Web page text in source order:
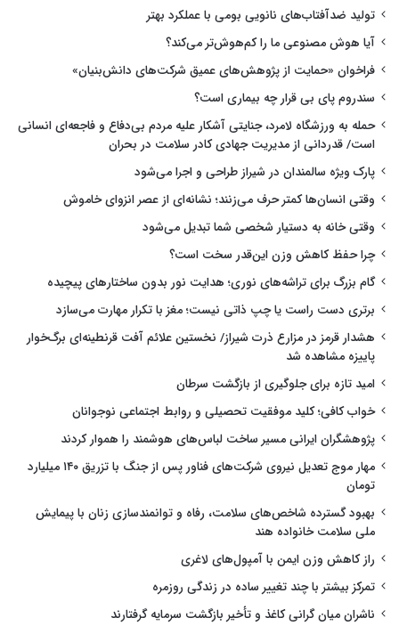
تولید ضدآفتاب‌های نانویی بومی با عملکرد بهتر
آیا هوش مصنوعی ما را کم‌هوش‌تر می‌کند؟
فراخوان «حمایت از پژوهش‌های عمیق شرکت‌های دانش‌بنیان»
سندروم پای بی قرار چه بیماری است؟
حمله به ورزشگاه لامرد، جنایتی آشکار علیه مردم بی‌دفاع و فاجعه‌ای انسانی
است/ قدردانی از مدیریت جهادی کادر سلامت در بحران
پارک ویژه سالمندان در شیراز طراحی و اجرا می‌شود
وقتی انسان‌ها کمتر حرف می‌زنند؛ نشانه‌ای از عصر انزوای خاموش
وقتی خانه به دستیار شخصی شما تبدیل می‌شود
چرا حفظ کاهش وزن این‌قدر سخت است؟
گام بزرگ برای تراشه‌های نوری؛ هدایت نور بدون ساختارهای پیچیده
برتری دست راست یا چپ ذاتی نیست؛ مغز با تکرار مهارت می‌سازد
هشدار قرمز در مزارع ذرت شیراز/ نخستین علائم آفت قرنطینه‌ای برگ‌خوار
پاییزه مشاهده شد
امید تازه برای جلوگیری از بازگشت سرطان
خواب کافی؛ کلید موفقیت تحصیلی و روابط اجتماعی نوجوانان
پژوهشگران ایرانی مسیر ساخت لباس‌های هوشمند را هموار کردند
مهار موج تعدیل نیروی شرکت‌های فناور پس از جنگ با تزریق ۱۴۰ میلیارد
تومان
بهبود گسترده شاخص‌های سلامت، رفاه و توانمندسازی زنان با پیمایش
ملی سلامت خانواده هند
راز کاهش وزن ایمن با آمپول‌های لاغری
تمرکز بیشتر با چند تغییر ساده در زندگی روزمره
ناشران میان گرانی کاغذ و تأخیر بازگشت سرمایه گرفتارند